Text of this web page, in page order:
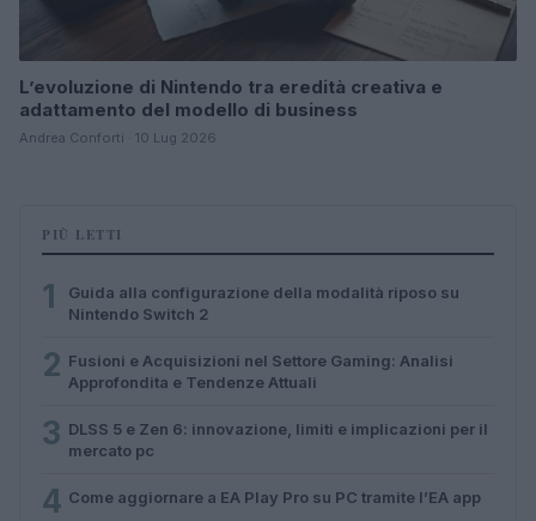
L’evoluzione di Nintendo tra eredità creativa e
adattamento del modello di business
Andrea Conforti · 10 Lug 2026
PIÙ LETTI
1
Guida alla configurazione della modalità riposo su
Nintendo Switch 2
2 Fusioni e Acquisizioni nel Settore Gaming: Analisi
Approfondita e Tendenze Attuali
3 DLSS 5 e Zen 6: innovazione, limiti e implicazioni per il
mercato pc
4 Come aggiornare a EA Play Pro su PC tramite l’EA app